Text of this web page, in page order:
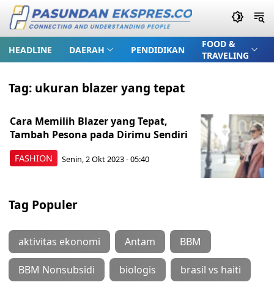
HEADLINE DAERAH PENDIDIKAN
FOOD &
TRAVELING
Tag: ukuran blazer yang tepat
FASHION
Cara Memilih Blazer yang Tepat,
Tambah Pesona pada Dirimu Sendiri
Senin, 2 Okt 2023 - 05:40
Tag Populer
aktivitas ekonomi Antam BBM
BBM Nonsubsidi biologis brasil vs haiti